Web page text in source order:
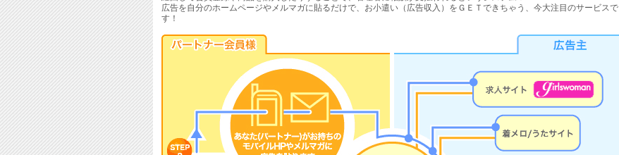
広告を自分のホームページやメルマガに貼るだけで、お小遣い（広告収入）をＧＥＴできちゃう、今大注目のサービスで
す！